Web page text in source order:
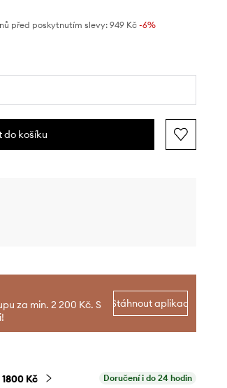
před poskytnutím slevy: 949 Kč -6%
do košíku
za min. 2 200 Kč. S
Stáhnout aplikaci
1800 Kč Doručení i do 24 hodin